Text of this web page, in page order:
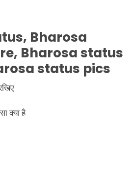
Bharosa
Bharosa status
status pics
क्या है